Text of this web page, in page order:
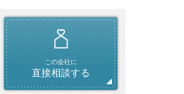
この会社に
直接相談する